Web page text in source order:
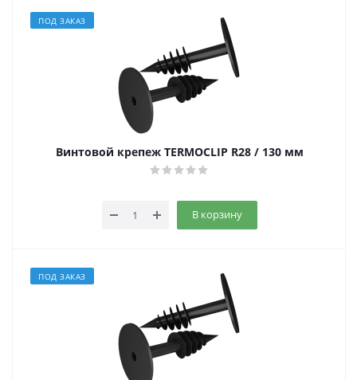
ПОД ЗАКАЗ
Винтовой крепеж TERMOCLIP R28 / 130 мм
В корзину
ПОД ЗАКАЗ